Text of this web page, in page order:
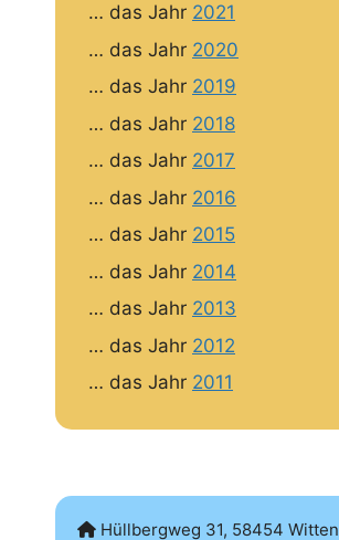
… das Jahr 2021
… das Jahr 2020
… das Jahr 2019
… das Jahr 2018
… das Jahr 2017
… das Jahr 2016
… das Jahr 2015
… das Jahr 2014
… das Jahr 2013
… das Jahr 2012
… das Jahr 2011
Hüllbergweg 31, 58454 Witten